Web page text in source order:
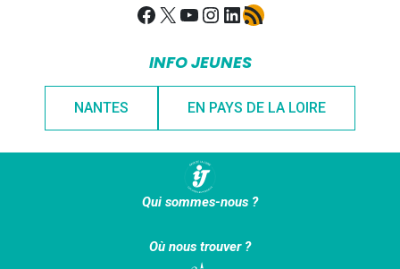
Facebook
X YouTube
Instagram
LinkedIn
Flux RSS
INFO JEUNES
NANTES EN PAYS DE LA LOIRE
Qui sommes-nous ?
Où nous trouver ?